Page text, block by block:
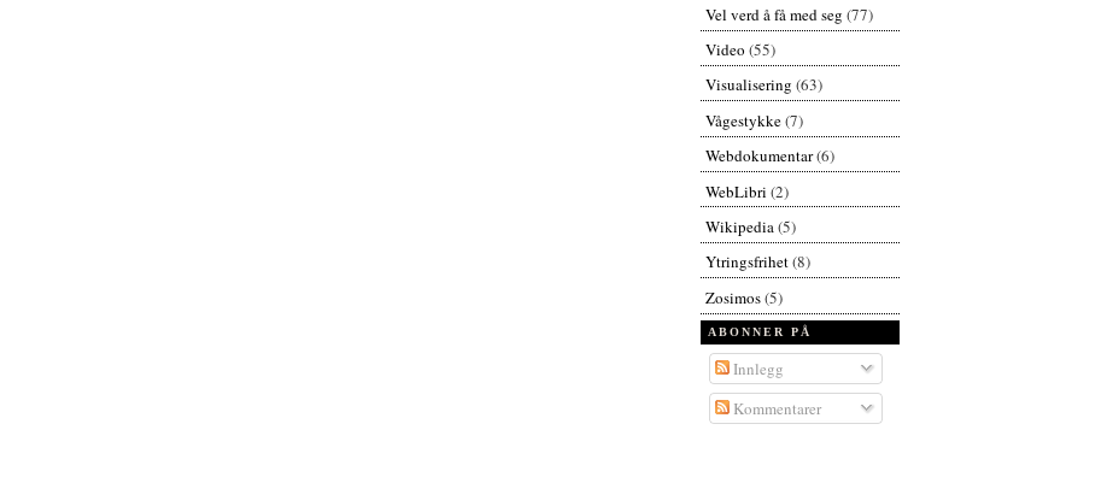
Vel verd å få med seg (77)
Video (55)
Visualisering (63)
Vågestykke(7)
Webdokumentar(6)
WebLibri (2)
Wikipedia(5)
Ytringsfrihet(8)
Zosimos(5)
ABONNER PÅ
Innlegg
Kommentarer